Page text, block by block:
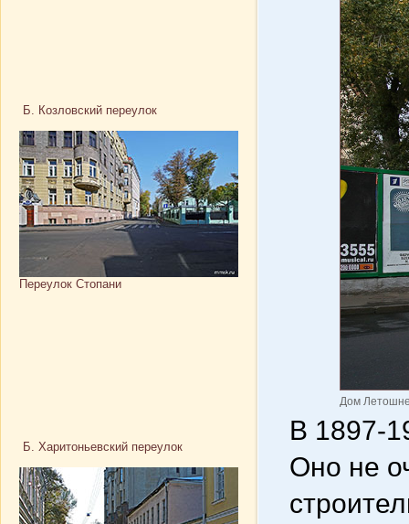
Б. Козловский переулок
Переулок Стопани
Б. Харитоньевский переулок
Дом
В 1897-
Оно не